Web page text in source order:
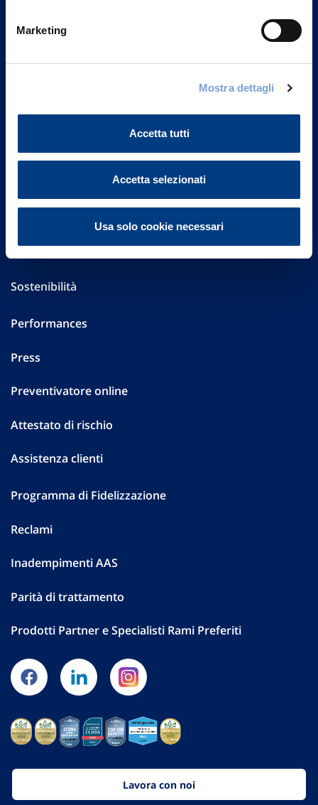
Marketing
Mostra dettagli
Accetta tutti
Accetta selezionati
Usa solo cookie necessari
Vittoria Assicurazioni S.p.A.
Part. IVA 01329510158
FAQ
Investor Relations
Sostenibilità
Performances
Press
Preventivatore online
Attestato di rischio
Assistenza clienti
Programma di Fidelizzazione
Reclami
Inadempimenti AAS
Parità di trattamento
Prodotti Partner e Specialisti Rami Preferiti
Lavora con noi